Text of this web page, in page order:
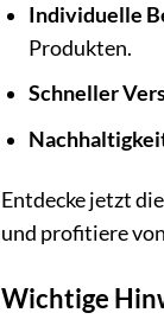
Individuelle
Produkten.
Schneller
Entdecke jetzt
und profitiere
Wichtige